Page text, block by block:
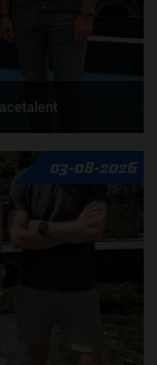
03-08-2026